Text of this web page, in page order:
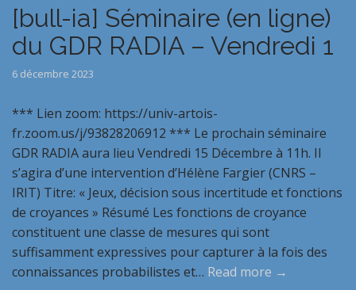
[bull-ia] Séminaire (en ligne)
du GDR RADIA – Vendredi 1
6 décembre 2023
*** Lien zoom: https://univ-artois-
fr.zoom.us/j/93828206912 *** Le prochain séminaire
GDR RADIA aura lieu Vendredi 15 Décembre à 11h. Il
s’agira d’une intervention d’Hélène Fargier (CNRS –
IRIT) Titre: « Jeux, décision sous incertitude et fonctions
de croyances » Résumé Les fonctions de croyance
constituent une classe de mesures qui sont
suffisamment expressives pour capturer à la fois des
connaissances probabilistes et… Read more →